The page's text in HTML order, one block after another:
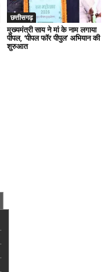
छत्तीसगढ़
मुख्यमंत्री साय ने मां के नाम लगाया
पीपल, ‘पीपल फॉर पीपुल’ अभियान की
शुरुआत